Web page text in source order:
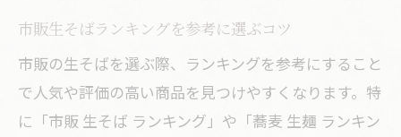
市販生そばランキングを参考に選ぶコツ
市販の生そばを選ぶ際、ランキングを参考にすること
で人気や評価の高い商品を見つけやすくなります。特
に「市販 生そば ランキング」や「蕎麦 生麺 ランキン